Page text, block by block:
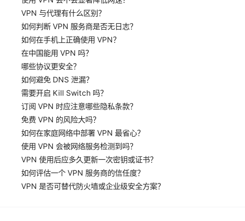
VPN 与代理有什么区别？
如何判断 VPN 服务商是否无日志？
如何在手机上正确使用 VPN？
在中国能用 VPN 吗？
哪些协议更安全？
如何避免 DNS 泄漏？
需要开启 Kill Switch 吗？
订阅 VPN 时应注意哪些隐私条款？
免费 VPN 的风险大吗？
如何在家庭网络中部署 VPN 最省心？
使用 VPN 会被网络服务检测到吗？
VPN 使用后应多久更新一次密钥或证书？
如何评估一个 VPN 服务商的信任度？
VPN 是否可替代防火墙或企业级安全方案？